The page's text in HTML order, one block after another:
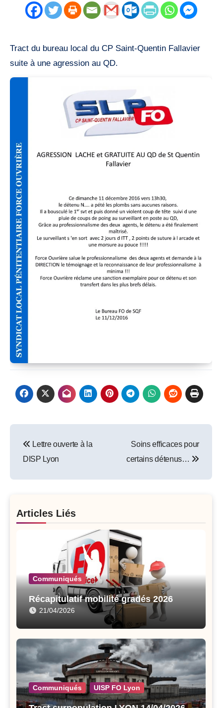
Tract du bureau local du CP Saint-Quentin Fallavier
suite à une agression au QD.
navigation
Lettre ouverte à la
DISP Lyon
Soins efficaces pour
certains détenus…
Articles Liés
Communiqués
Récapitulatif mobilité gradés 2026
21/04/2026
Communiqués UISP FO Lyon